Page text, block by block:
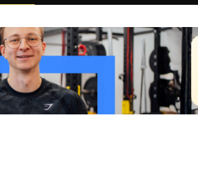
Role zakladatele/CEO
Růst firmy